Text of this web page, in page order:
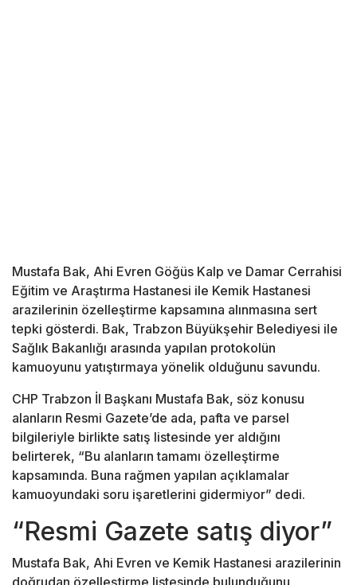
Mustafa Bak, Ahi Evren Göğüs Kalp ve Damar Cerrahisi
Eğitim ve Araştırma Hastanesi ile Kemik Hastanesi
arazilerinin özelleştirme kapsamına alınmasına sert
tepki gösterdi. Bak, Trabzon Büyükşehir Belediyesi ile
Sağlık Bakanlığı arasında yapılan protokolün
kamuoyunu yatıştırmaya yönelik olduğunu savundu.
CHP Trabzon İl Başkanı Mustafa Bak, söz konusu
alanların Resmi Gazete’de ada, pafta ve parsel
bilgileriyle birlikte satış listesinde yer aldığını
belirterek, “Bu alanların tamamı özelleştirme
kapsamında. Buna rağmen yapılan açıklamalar
kamuoyundaki soru işaretlerini gidermiyor” dedi.
“Resmi Gazete satış diyor”
Mustafa Bak, Ahi Evren ve Kemik Hastanesi arazilerinin